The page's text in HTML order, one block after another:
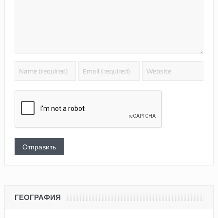
ГЕОГРАФИЯ